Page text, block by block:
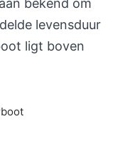
bekend om
levensduur
ligt boven